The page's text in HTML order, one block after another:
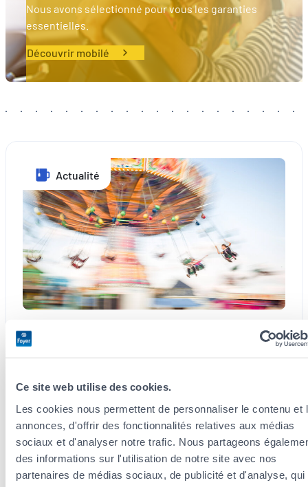
Ce site web utilise des cookies.
Les cookies nous permettent de personnaliser le contenu et
annonces, d'offrir des fonctionnalités relatives aux médias
sociaux et d'analyser notre trafic. Nous partageons
des informations sur l'utilisation de notre site avec nos
partenaires de médias sociaux, de publicité et d'analyse, qui
Nous avons sélectionné pour vous les garanties
essentielles.
Découvrir mobilé
Actualité
3 août 2026
Schueberfouer : Une fête foraine au cœur de
Petits et grands l’attendent chaque année, la
Schueberfouer a lieu le 21 août prochain. Cette fête
foraine perdure depuis le 14e siècle, ce qui en fait l’une
des traditions les…
Lire la suite: